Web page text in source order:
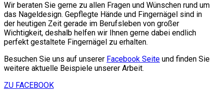
Wir beraten Sie gerne zu allen Fragen und Wünschen rund um
das Nageldesign. Gepflegte Hände und Fingernägel sind in
der heutigen Zeit gerade im Berufsleben von großer
Wichtigkeit, deshalb helfen wir Ihnen gerne dabei endlich
perfekt gestaltete Fingernägel zu erhalten.
Besuchen Sie uns auf unserer Facebook Seite und finden Sie
weitere aktuelle Beispiele unserer Arbeit.
ZU FACEBOOK